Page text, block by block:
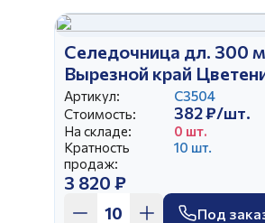
Селедочница дл. 300
Вырезной край
Артикул:
С3504
Стоимость:
382 ₽/шт.
На складе:
0 шт.
Кратность
продаж:
10 шт.
3 820 ₽
Под